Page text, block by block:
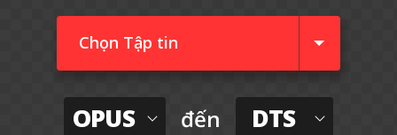
Chọn Tập tin
OPUS đến DTS